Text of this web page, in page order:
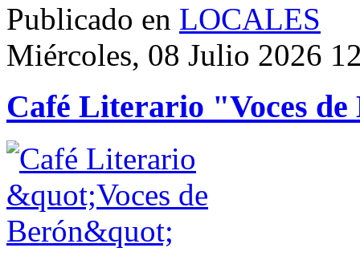
Publicado en LOCALES
Miércoles, 08 Julio 2026
Café Literario "Voces